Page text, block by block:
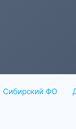
Сибирский ФО